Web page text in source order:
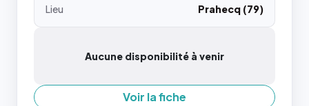
Lieu
Prahecq (79)
Aucune disponibilité à venir
Voir la fiche